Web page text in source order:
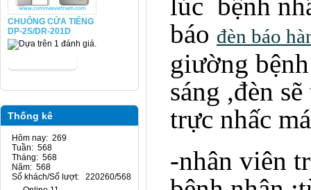
CHUÔNG CỬA TIẾNG
DP-2S/DR-201D
Thống kê
Hôm nay: 269
Tuần: 568
Tháng: 568
Năm: 568
Số khách/Số lượt: 220260/568
lúc bệnh
báo đèn báo
giường
sáng ,đèn
trực nhấc
-nhân viên